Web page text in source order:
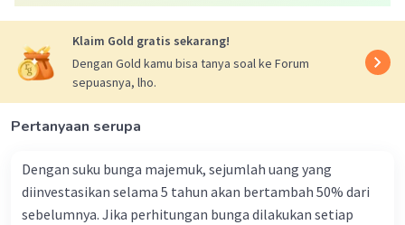
Klaim Gold gratis sekarang!
Dengan Gold kamu bisa tanya soal ke Forum
sepuasnya, lho.
Pertanyaan serupa
Dengan suku bunga majemuk, sejumlah uang yang
diinvestasikan selama 5 tahun akan bertambah 50% dari
sebelumnya. Jika perhitungan bunga dilakukan setiap